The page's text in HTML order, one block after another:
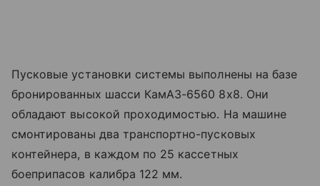
Пусковые установки системы выполнены на базе
бронированных шасси КамАЗ-6560 8х8. Они
обладают высокой проходимостью. На машине
смонтированы два транспортно-пусковых
контейнера, в каждом по 25 кассетных
боеприпасов калибра 122 мм.